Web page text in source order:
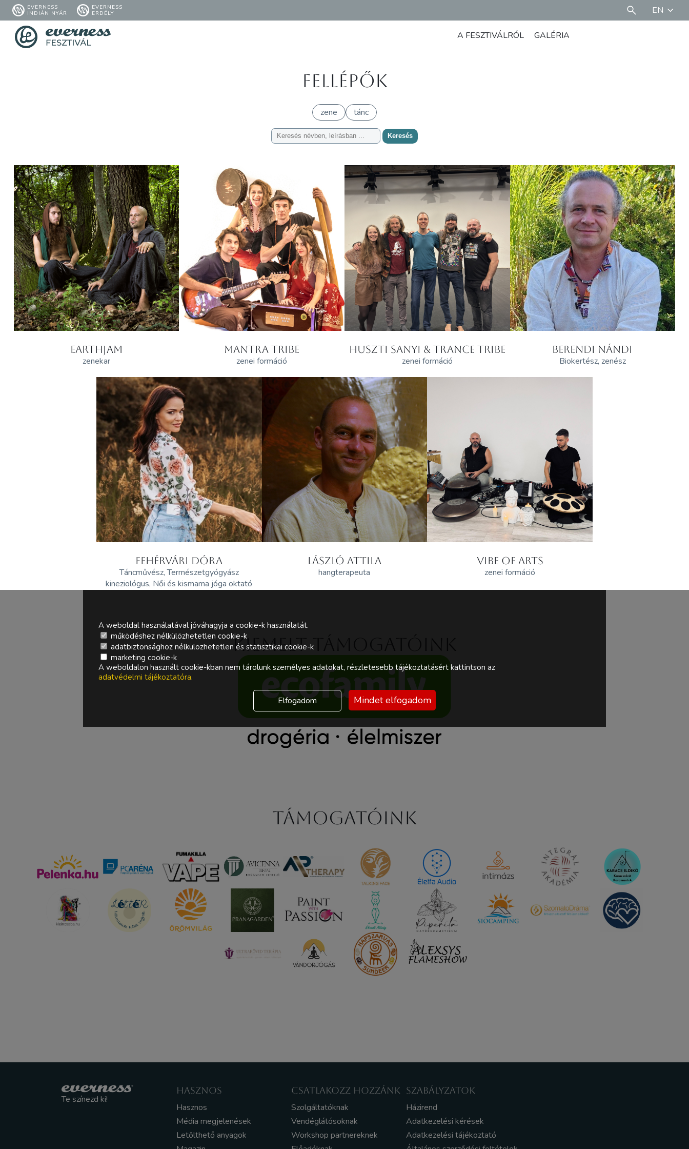
EVERNESS
INDIÁN NYÁR
EVERNESS
ERDÉLY
EN
A FESZTIVÁLRÓL GALÉRIA
Fellépők
zene tánc
Keresés
EARTHJAM
zenekar
MANTRA TRIBE
zenei formáció
HUSZTI SANYI & TRANCE TRIBE
zenei formáció
BERENDI NÁNDI
Biokertész, zenész
FEHÉRVÁRI DÓRA
Táncművész, Természetgyógyász
kineziológus, Női és kismama jóga oktató
LÁSZLÓ ATTILA
hangterapeuta
VIBE OF ARTS
zenei formáció
Kiemelt támogatóink
Támogatóink
Te színezd ki!
HASZNOS
Hasznos
Média megjelenések
Letölthető anyagok
CSATLAKOZZ HOZZÁNK
Szolgáltatóknak
Vendéglátósoknak
Workshop partnereknek
SZABÁLYZATOK
Házirend
Adatkezelési kérések
Adatkezelési tájékoztató
A weboldal használatával jóváhagyja a cookie-k használatát.
működéshez nélkülözhetetlen cookie-k
adatbiztonsághoz nélkülözhetetlen és statisztikai cookie-k
marketing cookie-k
A weboldalon használt cookie-kban nem tárolunk személyes adatokat, részletesebb tájékoztatásért kattintson az
adatvédelmi tájékoztatóra.
Elfogadom Mindet elfogadom